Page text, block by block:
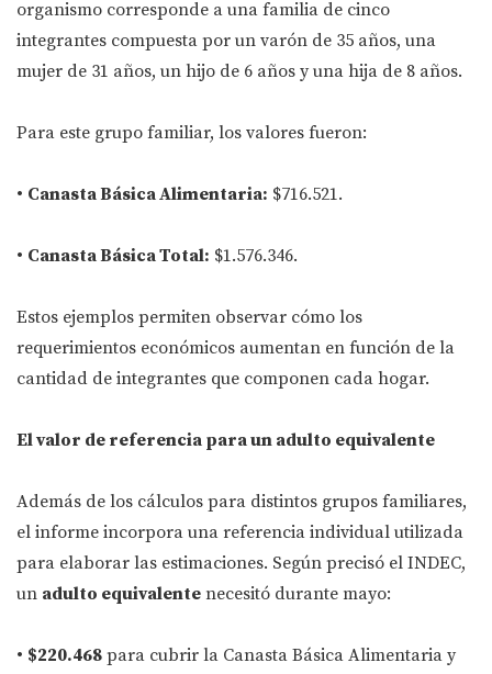
organismo corresponde a una familia de cinco
integrantes compuesta por un varón de 35 años, una
mujer de 31 años, un hijo de 6 años y una hija de 8 años.
Para este grupo familiar, los valores fueron:
• Canasta Básica Alimentaria: $716.521.
• Canasta Básica Total: $1.576.346.
Estos ejemplos permiten observar cómo los
requerimientos económicos aumentan en función de la
cantidad de integrantes que componen cada hogar.
El valor de referencia para un adulto equivalente
Además de los cálculos para distintos grupos familiares,
el informe incorpora una referencia individual utilizada
para elaborar las estimaciones. Según precisó el INDEC,
un adulto equivalente necesitó durante mayo:
• $220.468 para cubrir la Canasta Básica Alimentaria y